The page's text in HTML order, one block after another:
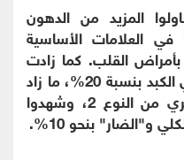
المزيد من الدهون
في العلامات الأساسية
القلب. كما زادت
لديهم نسبة الدهون المخزنة في الكبد بنسبة 20%، ما زاد
من خطر الإصابة بمرض السكري من النوع 2، وشهدوا
و"الضار" بنحو 10%.